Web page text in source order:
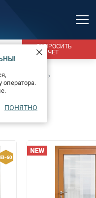
ЗАПРОСИТЬ
РАСЧЕТ
оператора.
ПОНЯТНО
дверей